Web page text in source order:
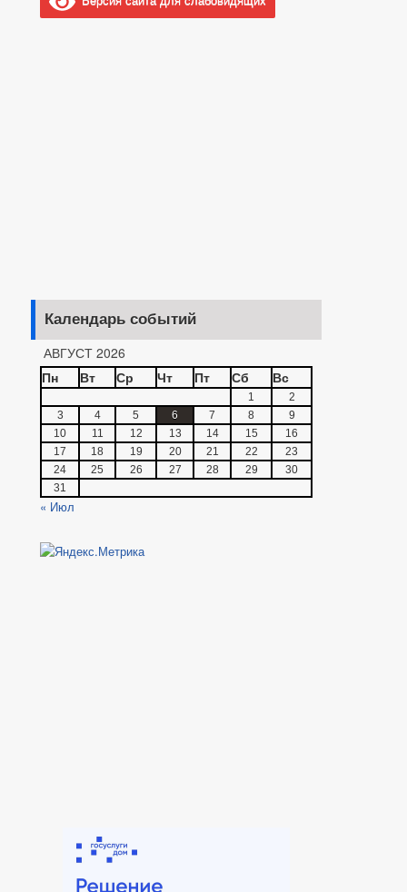
Календарь событий
АВГУСТ 2026
Пн
Вт Ср Чт Пт Сб Вс
1
2
3
4 5 6 7 8
9
10
11 12 13 14 15
16
17
18 19 20 21 22
23
24
25 26 27 28 29
30
31
« Июл